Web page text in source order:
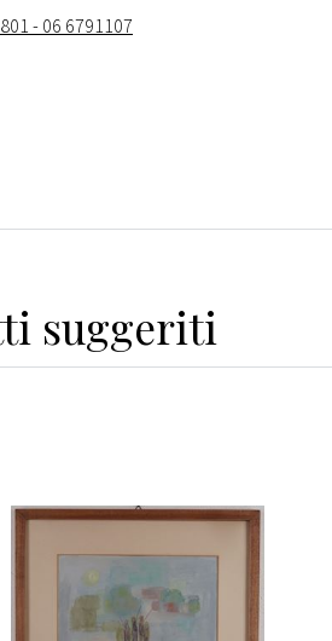
- 06 6791107
suggeriti